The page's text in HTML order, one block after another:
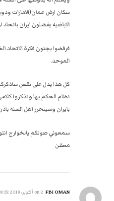
سكان ارض عمان(الامارات
الاباضيه يفضلون ايران
فرفضوا بجنون فكرة الاتحاد
الموحد.
كل هذا يدل على نقص
نظام الحكم بها وتذكروا
بايران وسيتحرر اهل السنه باذن
سمعوني صوتكم يالخوارج
معفن
FBI OMAN 2 أكتوبر، 2018 8:32 ص